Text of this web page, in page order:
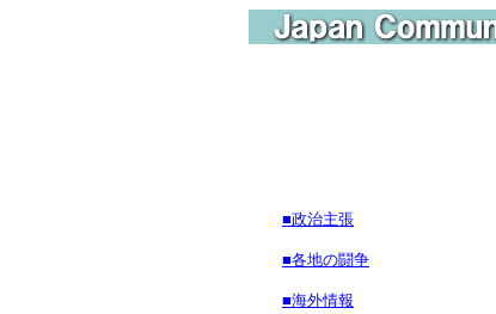
■政治主張
■各地の闘争
■海外情報